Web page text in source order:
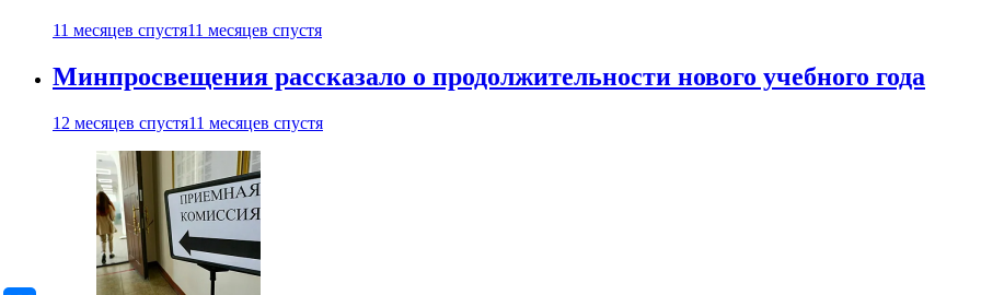
11 месяцев спустя11 месяцев спустя
Минпросвещения рассказало о продолжительности нового учебного года
12 месяцев спустя11 месяцев спустя